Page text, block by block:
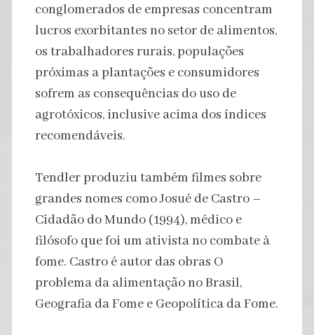
conglomerados de empresas concentram
lucros exorbitantes no setor de alimentos,
os trabalhadores rurais, populações
próximas a plantações e consumidores
sofrem as consequências do uso de
agrotóxicos, inclusive acima dos índices
recomendáveis.
Tendler produziu também filmes sobre
grandes nomes como Josué de Castro –
Cidadão do Mundo (1994), médico e
filósofo que foi um ativista no combate à
fome. Castro é autor das obras O
problema da alimentação no Brasil,
Geografia da Fome e Geopolítica da Fome.